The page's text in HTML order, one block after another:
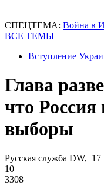
СПЕЦТЕМА: Война в
ВСЕ ТЕМЫ
Вступление
Глава
что
выборы
Русская служба DW,
10
3308